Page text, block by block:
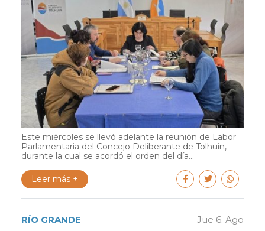
Este miércoles se llevó adelante la reunión de Labor
Parlamentaria del Concejo Deliberante de Tolhuin,
durante la cual se acordó el orden del día...
Leer más +
RÍO GRANDE Jue 6. Ago